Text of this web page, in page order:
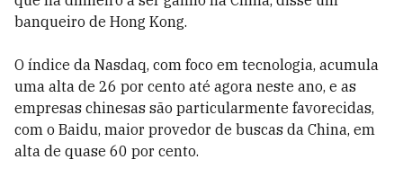
banqueiro de Hong Kong.
O índice da Nasdaq, com foco em tecnologia, acumula
uma alta de 26 por cento até agora neste ano, e as
empresas chinesas são particularmente favorecidas,
com o Baidu, maior provedor de buscas da China, em
alta de quase 60 por cento.